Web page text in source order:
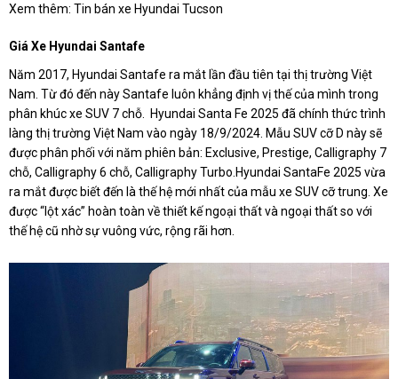
Xem thêm: Tin bán xe Hyundai Tucson
Giá Xe Hyundai Santafe
Năm 2017, Hyundai Santafe ra mắt lần đầu tiên tại thị trường Việt
Nam. Từ đó đến này Santafe luôn khẳng định vị thế của mình trong
phân khúc xe SUV 7 chỗ. Hyundai Santa Fe 2025 đã chính thức trình
làng thị trường Việt Nam vào ngày 18/9/2024. Mẫu SUV cỡ D này sẽ
được phân phối với năm phiên bản: Exclusive, Prestige, Calligraphy 7
chỗ, Calligraphy 6 chỗ, Calligraphy Turbo.Hyundai SantaFe 2025 vừa
ra mắt được biết đến là thế hệ mới nhất của mẫu xe SUV cỡ trung. Xe
được “lột xác” hoàn toàn về thiết kế ngoại thất và ngoại thất so với
thế hệ cũ nhờ sự vuông vức, rộng rãi hơn.